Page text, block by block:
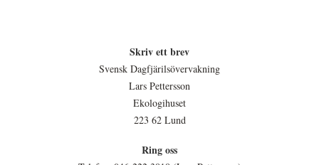
Skriv ett brev
Svensk Dagfjärilsövervakning
Lars Pettersson
Ekologihuset
223 62 Lund
Ring oss